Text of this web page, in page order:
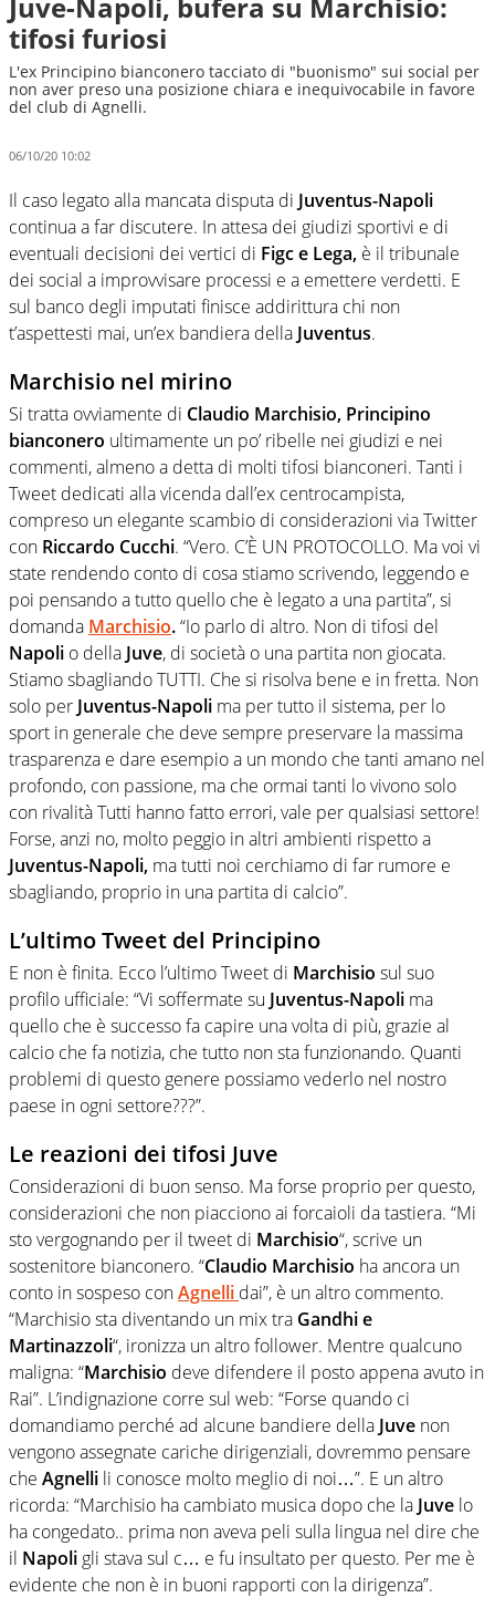
tifosi furiosi
L'ex Principino bianconero tacciato di "buonismo" sui social per
non aver preso una posizione chiara e inequivocabile in favore
del club di Agnelli.
06/10/20 10:02
Il caso legato alla mancata disputa di Juventus-Napoli
continua a far discutere. In attesa dei giudizi sportivi e di
eventuali decisioni dei vertici di Figc e Lega, è il tribunale
dei social a improvvisare processi e a emettere verdetti. E
sul banco degli imputati finisce addirittura chi non
t’aspettesti mai, un’ex bandiera della Juventus.
Marchisio nel mirino
Si tratta ovviamente di Claudio Marchisio, Principino
bianconero ultimamente un po’ ribelle nei giudizi e nei
commenti, almeno a detta di molti tifosi bianconeri. Tanti i
Tweet dedicati alla vicenda dall’ex centrocampista,
compreso un elegante scambio di considerazioni via Twitter
con Riccardo Cucchi. “Vero. C’È UN PROTOCOLLO. Ma voi vi
state rendendo conto di cosa stiamo scrivendo, leggendo e
poi pensando a tutto quello che è legato a una partita”, si
domanda Marchisio.“Io parlo di altro. Non di tifosi del
Napoli o della Juve, di società o una partita non giocata.
Stiamo sbagliando TUTTI. Che si risolva bene e in fretta. Non
solo per Juventus-Napoli ma per tutto il sistema, per lo
sport in generale che deve sempre preservare la massima
trasparenza e dare esempio a un mondo che tanti amano nel
profondo, con passione, ma che ormai tanti lo vivono solo
con rivalità Tutti hanno fatto errori, vale per qualsiasi settore!
Forse, anzi no, molto peggio in altri ambienti rispetto a
Juventus-Napoli, ma tutti noi cerchiamo di far rumore e
sbagliando, proprio in una partita di calcio”.
L’ultimo Tweet del Principino
E non è finita. Ecco l’ultimo Tweet di Marchisio sul suo
profilo ufficiale: “Vi soffermate su Juventus-Napoli ma
quello che è successo fa capire una volta di più, grazie al
calcio che fa notizia, che tutto non sta funzionando. Quanti
problemi di questo genere possiamo vederlo nel nostro
paese in ogni settore???”.
Le reazioni dei tifosi Juve
Considerazioni di buon senso. Ma forse proprio per questo,
considerazioni che non piacciono ai forcaioli da tastiera. “Mi
sto vergognando per il tweet di Marchisio“, scrive un
sostenitore bianconero. “Claudio Marchisio ha ancora un
conto in sospeso conAgnelli dai”, è un altro commento.
“Marchisio sta diventando un mix tra Gandhi e
Martinazzoli“, ironizza un altro follower. Mentre qualcuno
maligna: “Marchisio deve difendere il posto appena avuto in
Rai”. L’indignazione corre sul web: “Forse quando ci
domandiamo perché ad alcune bandiere della Juve non
vengono assegnate cariche dirigenziali, dovremmo pensare
che Agnelli li conosce molto meglio di noi…”. E un altro
ricorda: “Marchisio ha cambiato musica dopo che la Juve lo
ha congedato.. prima non aveva peli sulla lingua nel dire che
il Napoli gli stava sul c… e fu insultato per questo. Per me è
evidente che non è in buoni rapporti con la dirigenza”.